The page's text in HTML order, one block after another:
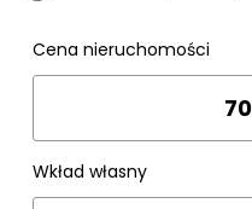
Cena nieruchomości
Wpisz cenę
Wkład własny